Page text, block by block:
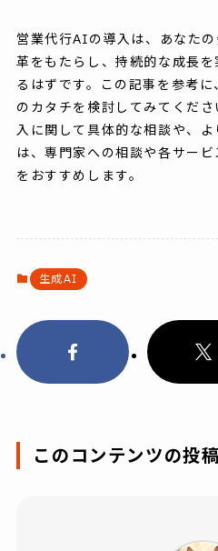
営業代行AIの導入は、あなた
革をもたらし、持続的な成長
るはずです。この記事を参考
のカタチを検討してみてくだ
入に関して具体的な相談や、
は、専門家への相談や各サー
をおすすめします。
生成AI
このコンテンツの投